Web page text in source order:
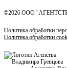
©2026 ООО
Политика обработки
Политика обработки